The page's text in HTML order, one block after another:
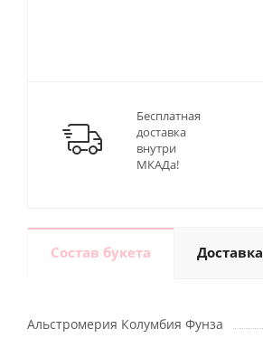
Бесплатная
доставка
внутри
МКАДа!
Состав букета Доставка
Альстромерия Колумбия Фунза